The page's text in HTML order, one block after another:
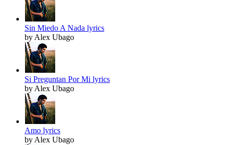
Sin Miedo A Nada lyrics
by Alex Ubago
Si Preguntan Por Mi lyrics
by Alex Ubago
Amo lyrics
by Alex Ubago